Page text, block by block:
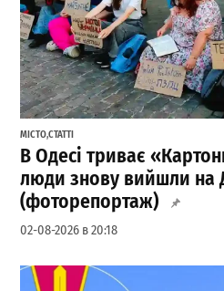
МІСТО,СТАТТІ
В Одесі триває
люди знову вийшли на
(фоторепортаж)
02-08-2026 в 20:18